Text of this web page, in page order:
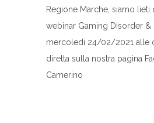
Regione Marche, siamo lieti
webinar Gaming Disorder &
mercoledi 24/02/2021 alle
diretta sulla nostra pagina
Camerino